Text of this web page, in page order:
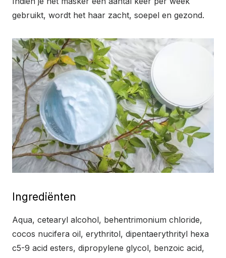
gebruikt, wordt het haar zacht, soepel en gezond.
Ingrediënten
Aqua, cetearyl alcohol, behentrimonium chloride,
cocos nucifera oil, erythritol, dipentaerythrityl hexa
c5-9 acid esters, dipropylene glycol, benzoic acid,